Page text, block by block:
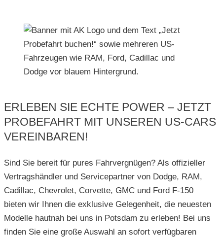
ERLEBEN SIE ECHTE POWER – JETZT
PROBEFAHRT MIT UNSEREN US-CARS
VEREINBAREN!
Sind Sie bereit für pures Fahrvergnügen? Als offizieller
Vertragshändler und Servicepartner von Dodge, RAM,
Cadillac, Chevrolet, Corvette, GMC und Ford F-150
bieten wir Ihnen die exklusive Gelegenheit, die neuesten
Modelle hautnah bei uns in Potsdam zu erleben! Bei uns
finden Sie eine große Auswahl an sofort verfügbaren